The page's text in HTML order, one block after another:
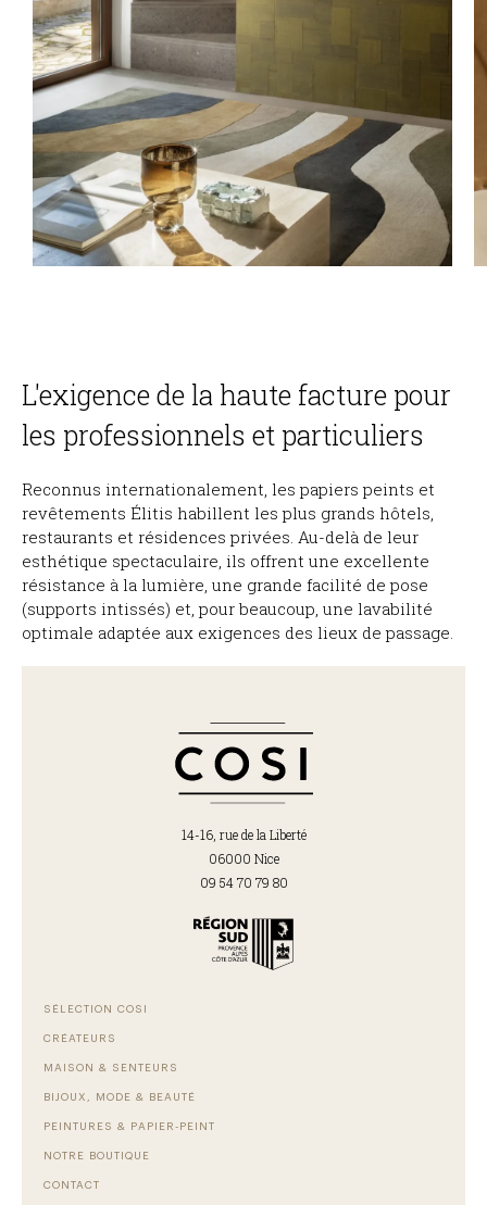
L'exigence de la haute facture pour
les professionnels et particuliers
Reconnus internationalement, les papiers peints et
revêtements Élitis habillent les plus grands hôtels,
restaurants et résidences privées. Au-delà de leur
esthétique spectaculaire, ils offrent une excellente
résistance à la lumière, une grande facilité de pose
(supports intissés) et, pour beaucoup, une lavabilité
optimale adaptée aux exigences des lieux de passage.
14-16, rue de la Liberté
06000 Nice
09 54 70 79 80
SÉLECTION COSI
CRÉATEURS
MAISON & SENTEURS
BIJOUX, MODE & BEAUTÉ
PEINTURES & PAPIER-PEINT
NOTRE BOUTIQUE
CONTACT